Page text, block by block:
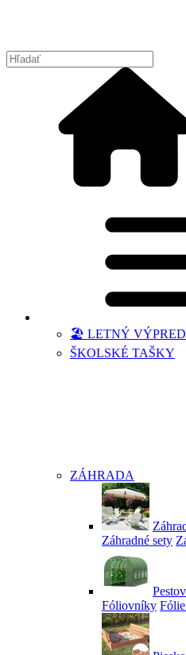
🏖️ LETNÝ
ŠKOLSKÉ TAŠKY
ZÁHRADA
Záhradné sety
Fóliovníky